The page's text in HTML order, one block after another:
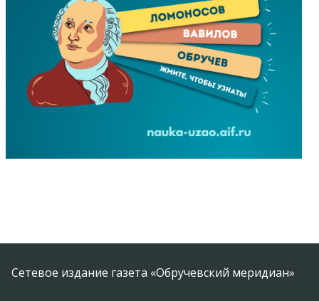
Сетевое издание газета «Обручевский меридиан»